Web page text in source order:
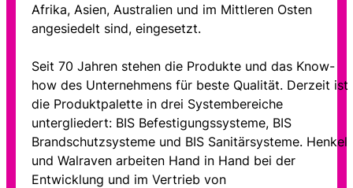
Afrika, Asien, Australien und im Mittleren Osten
angesiedelt sind, eingesetzt.
Seit 70 Jahren stehen die Produkte und das Know-
how des Unternehmens für beste Qualität. Derzeit ist
die Produktpalette in drei Systembereiche
untergliedert: BIS Befestigungssysteme, BIS
Brandschutzsysteme und BIS Sanitärsysteme. Henkel
und Walraven arbeiten Hand in Hand bei der
Entwicklung und im Vertrieb von